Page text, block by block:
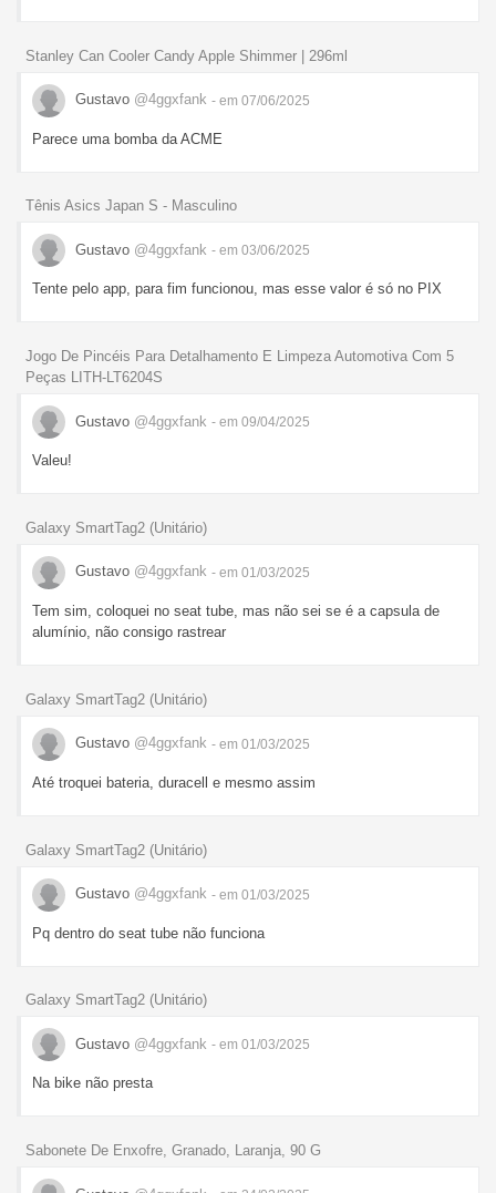
Stanley Can Cooler Candy Apple Shimmer | 296ml
Gustavo @4ggxfank - em 07/06/2025
Parece uma bomba da ACME
Tênis Asics Japan S - Masculino
Gustavo @4ggxfank - em 03/06/2025
Tente pelo app, para fim funcionou, mas esse valor é só no PIX
Jogo De Pincéis Para Detalhamento E Limpeza Automotiva Com 5
Peças LITH-LT6204S
Gustavo @4ggxfank - em 09/04/2025
Valeu!
Galaxy SmartTag2 (Unitário)
Gustavo @4ggxfank - em 01/03/2025
Tem sim, coloquei no seat tube, mas não sei se é a capsula de
alumínio, não consigo rastrear
Galaxy SmartTag2 (Unitário)
Gustavo @4ggxfank - em 01/03/2025
Até troquei bateria, duracell e mesmo assim
Galaxy SmartTag2 (Unitário)
Gustavo @4ggxfank - em 01/03/2025
Pq dentro do seat tube não funciona
Galaxy SmartTag2 (Unitário)
Gustavo @4ggxfank - em 01/03/2025
Na bike não presta
Sabonete De Enxofre, Granado, Laranja, 90 G